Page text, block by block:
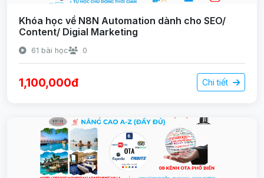
Khóa học về N8N Automation dành cho SEO/
Content/ Digial Marketing
61 bài học 0
1,100,000đ Chi tiết